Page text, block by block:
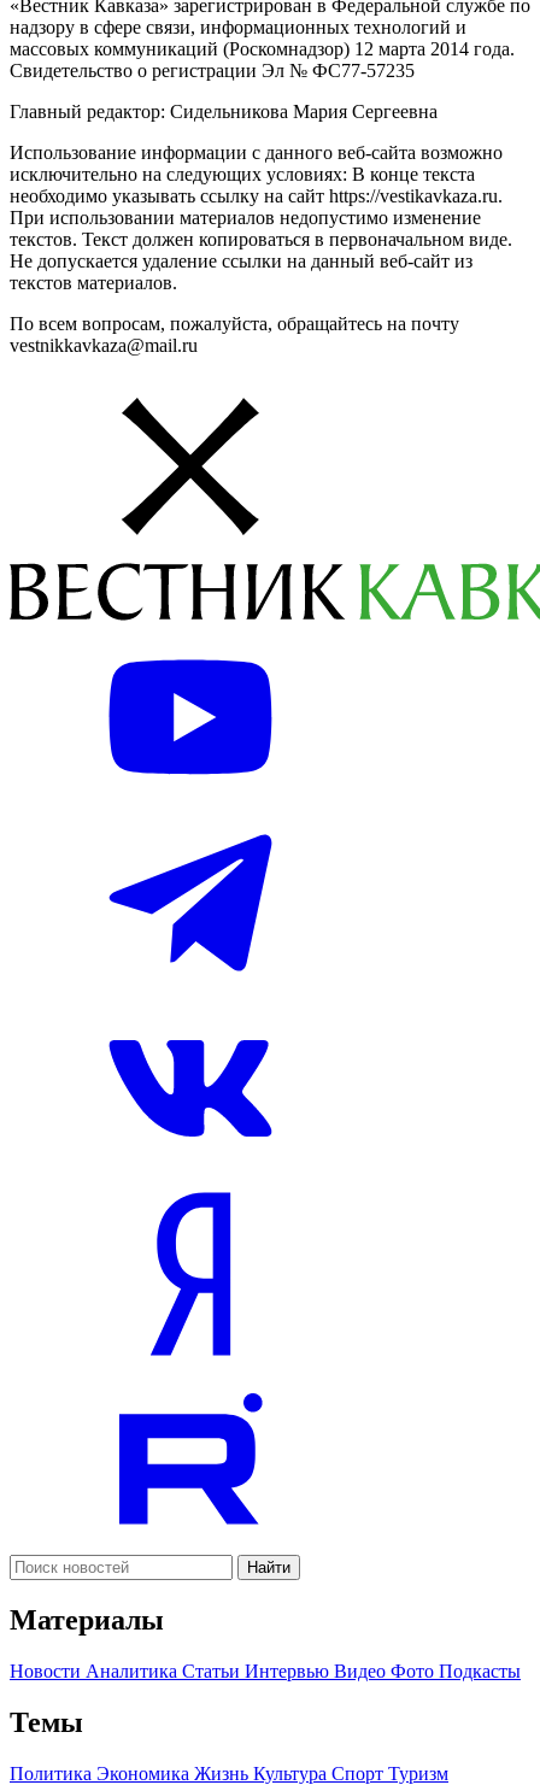
«Вестник Кавказа» зарегистрирован в Федеральной службе по
надзору в сфере связи, информационных технологий и
массовых коммуникаций (Роскомнадзор) 12 марта 2014 года.
Свидетельство о регистрации Эл № ФС77-57235
Главный редактор: Сидельникова Мария Сергеевна
Использование информации с данного веб-сайта возможно
исключительно на следующих условиях: В конце текста
необходимо указывать ссылку на сайт https://vestikavkaza.ru.
При использовании материалов недопустимо изменение
текстов. Текст должен копироваться в первоначальном виде.
Не допускается удаление ссылки на данный веб-сайт из
текстов материалов.
По всем вопросам, пожалуйста, обращайтесь на почту
vestnikkavkaza@mail.ru
Найти
Материалы
Новости Аналитика Статьи Интервью Видео Фото Подкасты
Темы
Политика Экономика Жизнь Культура Спорт Туризм